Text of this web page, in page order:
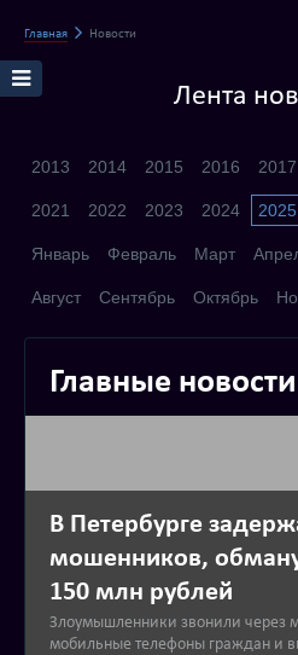
Главная Новости
Лента
2013 2014 2015 2016 2017
2021 2022 2023 2024 2025
Январь Февраль Март
Август Сентябрь Октябрь
Главные новости
В Петербурге
мошенников,
150 млн рублей
Злоумышленники звонили через
мобильные телефоны граждан и